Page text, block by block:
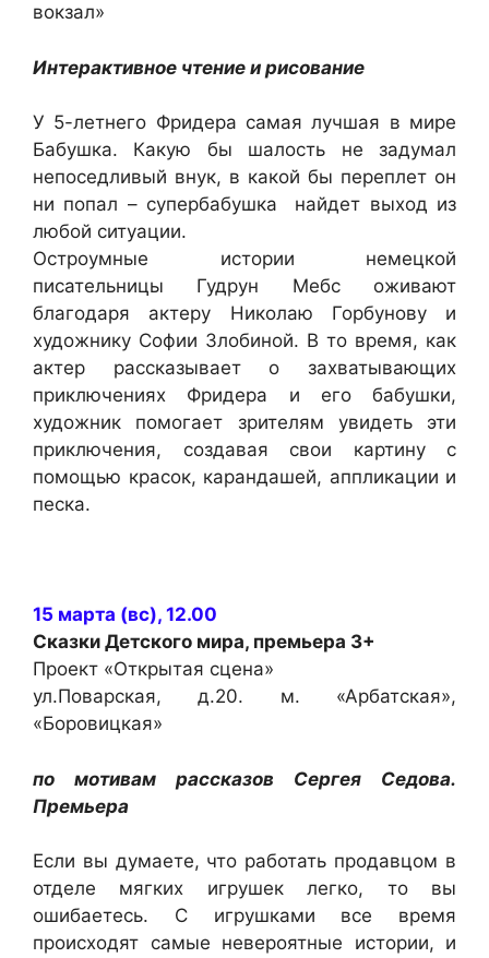
вокзал»
Интерактивное чтение и рисование
У 5-летнего Фридера самая лучшая в мире
Бабушка. Какую бы шалость не задумал
непоседливый внук, в какой бы переплет он
ни попал – супербабушка найдет выход из
любой ситуации.
Остроумные истории немецкой
писательницы Гудрун Мебс оживают
благодаря актеру Николаю Горбунову и
художнику Софии Злобиной. В то время, как
актер рассказывает о захватывающих
приключениях Фридера и его бабушки,
художник помогает зрителям увидеть эти
приключения, создавая свои картину с
помощью красок, карандашей, аппликации и
песка.
15 марта (вс), 12.00
Сказки Детского мира, премьера 3+
Проект «Открытая сцена»
ул.Поварская, д.20. м. «Арбатская»,
«Боровицкая»
по мотивам рассказов Сергея Седова.
Премьера
Если вы думаете, что работать продавцом в
отделе мягких игрушек легко, то вы
ошибаетесь. С игрушками все время
происходят самые невероятные истории, и